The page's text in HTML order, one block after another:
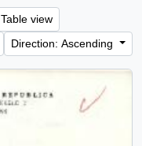
Table view
Direction: Ascending